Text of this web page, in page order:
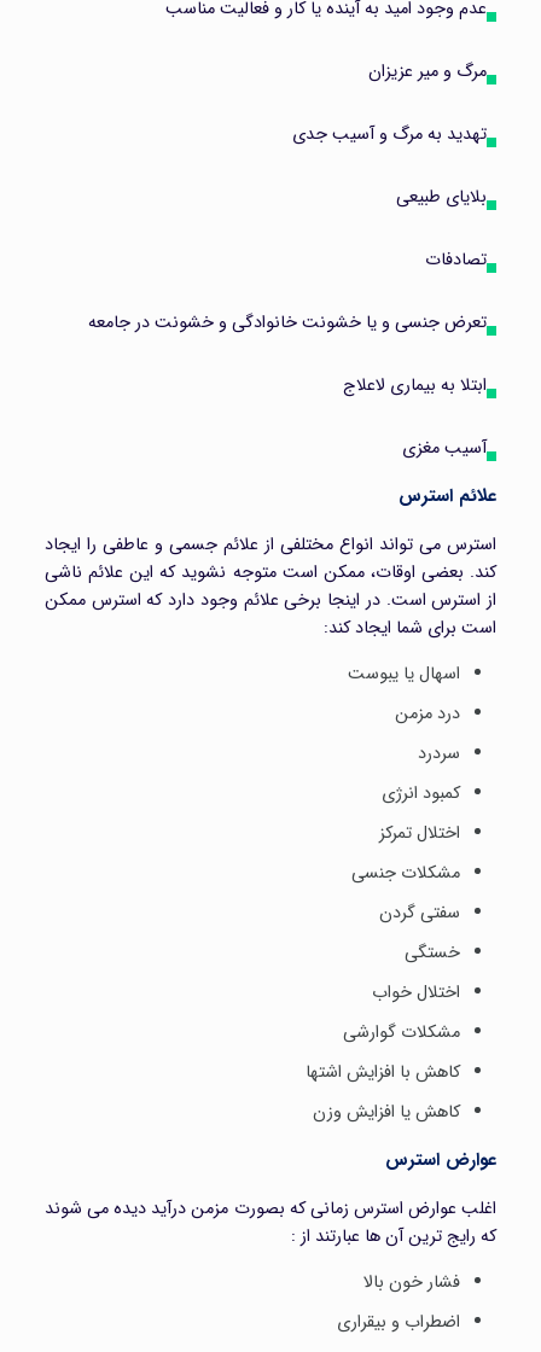
عدم وجود امید به آینده یا کار و فعالیت مناسب
مرگ و میر عزیزان
تهدید به مرگ و آسیب جدی
بلایای طبیعی
تصادفات
تعرض جنسی و یا خشونت خانوادگی و خشونت در جامعه
ابتلا به بیماری لاعلاج
آسیب مغزی
علائم استرس
استرس می تواند انواع مختلفی از علائم جسمی و عاطفی را ایجاد
کند. بعضی اوقات، ممکن است متوجه نشوید که این علائم ناشی
از استرس است. در اینجا برخی علائم وجود دارد که استرس ممکن
است برای شما ایجاد کند:
اسهال یا یبوست
درد مزمن
سردرد
کمبود انرژی
اختلال تمرکز
مشکلات جنسی
سفتی گردن
خستگی
اختلال خواب
مشکلات گوارشی
کاهش با افزایش اشتها
کاهش یا افزایش وزن
عوارض استرس
اغلب عوارض استرس زمانی که بصورت مزمن درآید دیده می شوند
که رایج ترین آن ها عبارتند از :
فشار خون بالا
اضطراب و بیقراری